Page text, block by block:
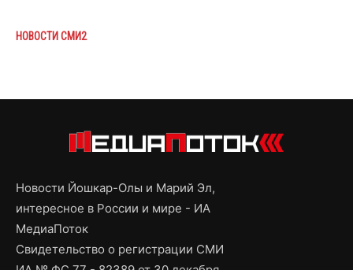
НОВОСТИ СМИ2
Новости Йошкар-Олы и Марий Эл,
интересное в России и мире - ИА
МедиаПоток
Свидетельство о регистрации СМИ